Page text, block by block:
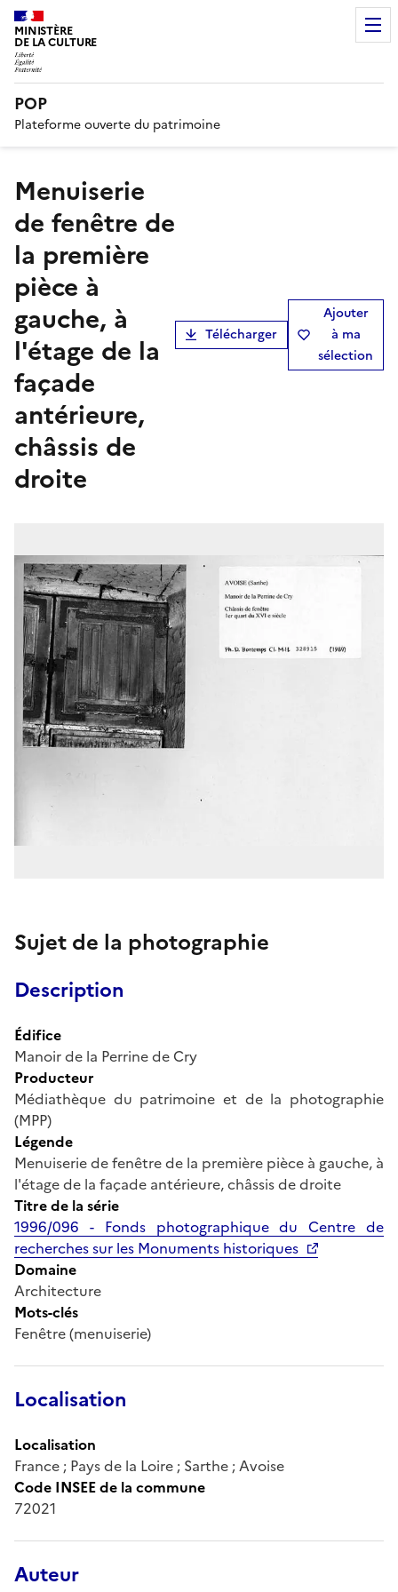
MINISTÈRE
DE LA CULTURE
POP
Plateforme ouverte du patrimoine
Menuiserie
de fenêtre de
la première
pièce à
gauche, à
l'étage de la
façade
antérieure,
châssis de
droite
Télécharger
Ajouter
à ma
sélection
Sujet de la photographie
Description
Édifice
Manoir de la Perrine de Cry
Producteur
Médiathèque du patrimoine et de la photographie
(MPP)
Légende
Menuiserie de fenêtre de la première pièce à gauche, à
l'étage de la façade antérieure, châssis de droite
Titre de la série
1996/096 - Fonds photographique du Centre de
recherches sur les Monuments historiques
Domaine
Architecture
Mots-clés
Fenêtre (menuiserie)
Localisation
Localisation
France ; Pays de la Loire ; Sarthe ; Avoise
Code INSEE de la commune
72021
Auteur